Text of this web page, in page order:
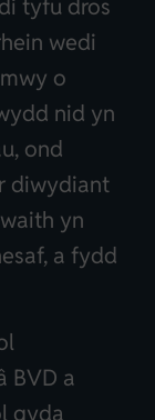
tyfu dros
wedi
o
nid yn
ond
diwydiant
yn
a fydd
BVD a
gyda